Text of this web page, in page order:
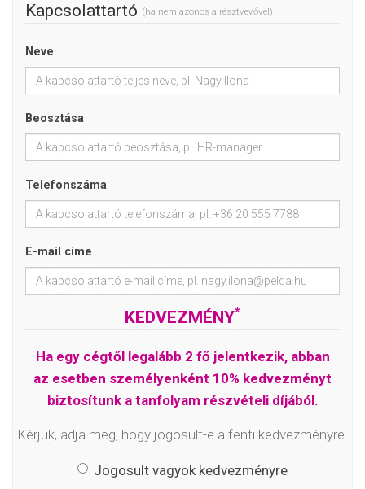
Kapcsolattartó (ha nem azonos a résztvevővel)
Neve
Beosztása
Telefonszáma
E-mail címe
KEDVEZMÉNY*
Ha egy cégtől legalább 2 fő jelentkezik, abban
az esetben személyenként 10% kedvezményt
biztosítunk a tanfolyam részvételi díjából.
Kérjük, adja meg, hogy jogosult-e a fenti kedvezményre.
Jogosult vagyok kedvezményre